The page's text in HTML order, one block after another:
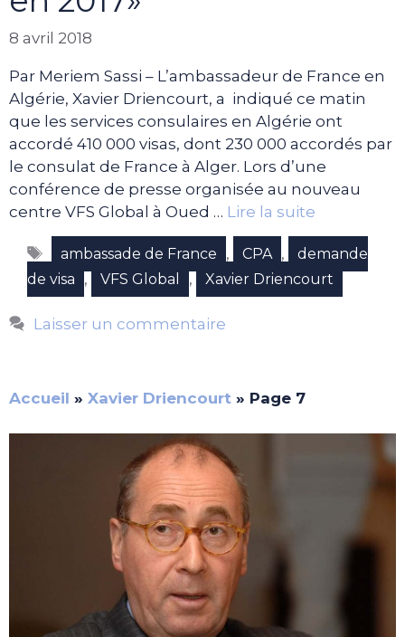
8 avril 2018
Par Meriem Sassi – L’ambassadeur de France en
Algérie, Xavier Driencourt, a indiqué ce matin
que les services consulaires en Algérie ont
accordé 410 000 visas, dont 230 000 accordés par
le consulat de France à Alger. Lors d’une
conférence de presse organisée au nouveau
centre VFS Global à Oued … Lire la suite
Étiquettes
ambassade de France , CPA ,
demande
de visa
, VFS Global , Xavier Driencourt
Laisser un commentaire
Accueil » Xavier Driencourt » Page 7